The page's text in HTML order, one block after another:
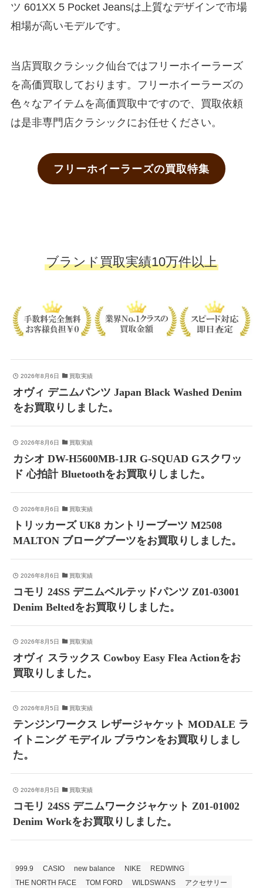
ツ 601XX 5 Pocket Jeansは上質なデザインで市場
相場が高いモデルです。
当店買取クラシック仙台ではフリーホイーラーズ
を高価買取しております。フリーホイーラーズの
色々なアイテムを高価買取中ですので、買取依頼
は是非専門店クラシックにお任せください。
フリーホイーラーズの買取特集
ブランド買取実績10万件以上
2026年8月6日 買取実績
オヴィ デニムパンツ Japan Black Washed Denim
をお買取りしました。
2026年8月6日 買取実績
カシオ DW-H5600MB-1JR G-SQUAD Gスクワッ
ド 心拍計 Bluetoothをお買取りしました。
2026年8月6日 買取実績
トリッカーズ UK8 カントリーブーツ M2508
MALTON ブローグブーツをお買取りしました。
2026年8月6日 買取実績
コモリ 24SS デニムベルテッドパンツ Z01-03001
Denim Beltedをお買取りしました。
2026年8月5日 買取実績
オヴィ スラックス Cowboy Easy Flea Actionをお
買取りしました。
2026年8月5日 買取実績
テンジンワークス レザージャケット MODALE ラ
イトニング モデイル ブラウンをお買取りしまし
た。
2026年8月5日 買取実績
コモリ 24SS デニムワークジャケット Z01-01002
Denim Workをお買取りしました。
999.9 CASIO new balance NIKE
REDWING
THE NORTH FACE
TOM FORD WILDSWANS
アクセサリー